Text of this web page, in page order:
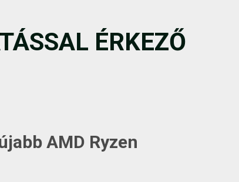
ÉRKEZŐ
AMD Ryzen